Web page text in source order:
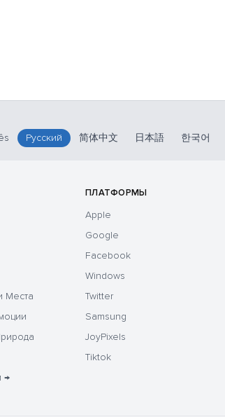
Русский 简体中文 日本語 한국어
Места
→
ПЛАТФОРМЫ
Apple
Google
Facebook
Windows
Twitter
Samsung
JoyPixels
Tiktok